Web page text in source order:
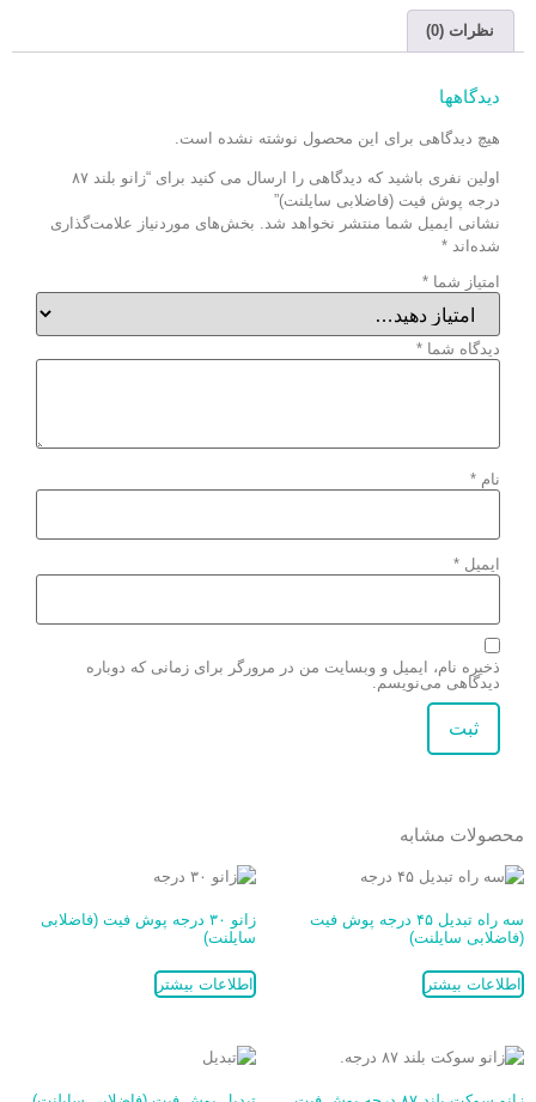
نظرات (0)
دیدگاهها
هیچ دیدگاهی برای این محصول نوشته نشده است.
اولین نفری باشید که دیدگاهی را ارسال می کنید برای “زانو بلند ۸۷
درجه پوش فیت (فاضلابی سایلنت)”
نشانی ایمیل شما منتشر نخواهد شد.
بخش‌های موردنیاز علامت‌گذاری
شده‌اند *
امتیاز شما *
دیدگاه شما *
نام *
ایمیل *
ذخیره نام، ایمیل و وبسایت من در مرورگر برای زمانی که دوباره
دیدگاهی می‌نویسم.
محصولات مشابه
سه راه تبدیل ۴۵ درجه پوش فیت
(فاضلابی سایلنت)
اطلاعات بیشتر
زانو ۳۰ درجه پوش فیت (فاضلابی
سایلنت)
اطلاعات بیشتر